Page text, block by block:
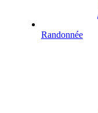
Randonnée